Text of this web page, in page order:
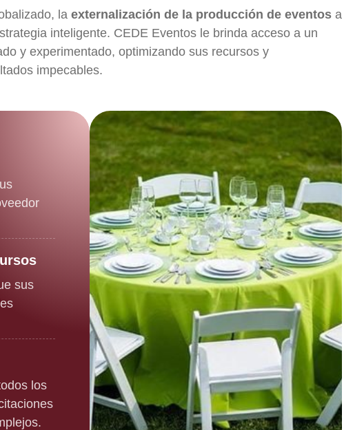
la externalización de la producción de eventos a
inteligente. CEDE Eventos le brinda acceso a un
y experimentado, optimizando sus recursos y
impecables.
sus
los